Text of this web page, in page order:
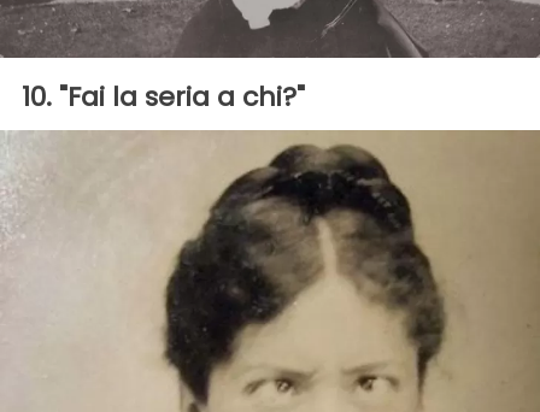
10. "Fai la seria a chi?"